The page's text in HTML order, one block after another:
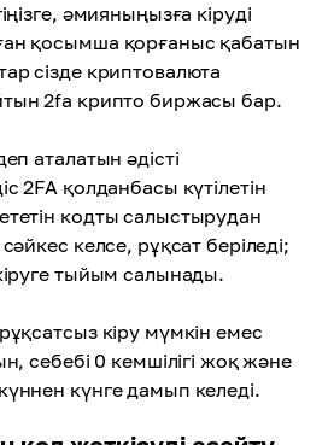
әмияныңызға кіруді
қосымша қорғаныс қабатын
сізде криптовалюта
2fa крипто биржасы бар.
аталатын әдісті
2FA қолданбасы күтілетін
кодты салыстырудан
келсе, рұқсат беріледі;
тыйым салынады.
кіру мүмкін емес
себебі 0 кемшілігі жоқ және
күнге дамып келеді.